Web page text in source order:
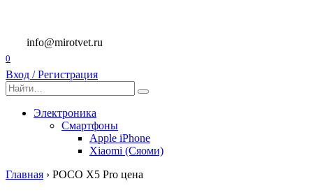
содержанию
info@mirotvet.ru
0
Вход / Регистрация
Search
for:
Электроника
Смартфоны
Apple iPhone
Xiaomi (Сяоми)
Главная › POCO X5 Pro цена